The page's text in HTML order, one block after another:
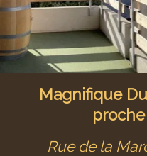
Magnifique
Rue de la